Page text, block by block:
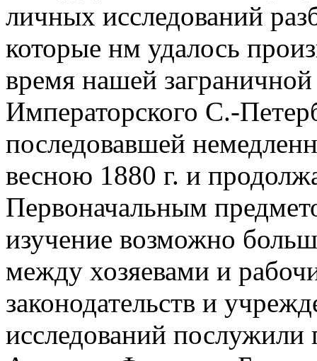
личных исследований
которые нм удалось
время нашей
Императорского С.-
последовавшей
весною 1880 г. и
Первоначальным
изучение возможно
между хозяевами и
законодательств и
исследований послужили